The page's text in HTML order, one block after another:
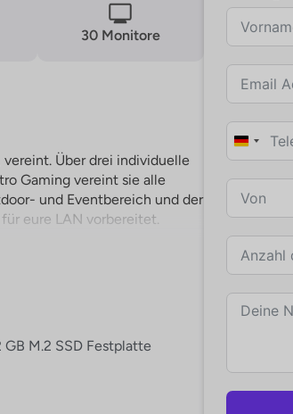
30 Monitore
vereint. Über drei individuelle
Gaming vereint sie alle
und Eventbereich und der
eure LAN vorbereitet.
GB M.2 SSD Festplatte
+49